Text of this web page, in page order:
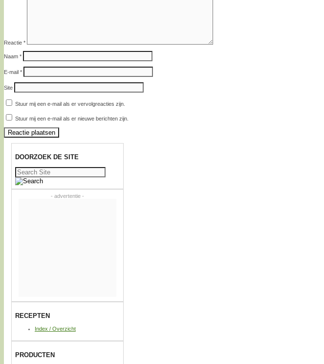
Reactie *
Naam *
E-mail *
Site
Stuur mij een e-mail als er vervolgreacties zijn.
Stuur mij een e-mail als er nieuwe berichten zijn.
DOORZOEK DE SITE
Zoeken
naar:
- advertentie -
RECEPTEN
Index / Overzicht
PRODUCTEN